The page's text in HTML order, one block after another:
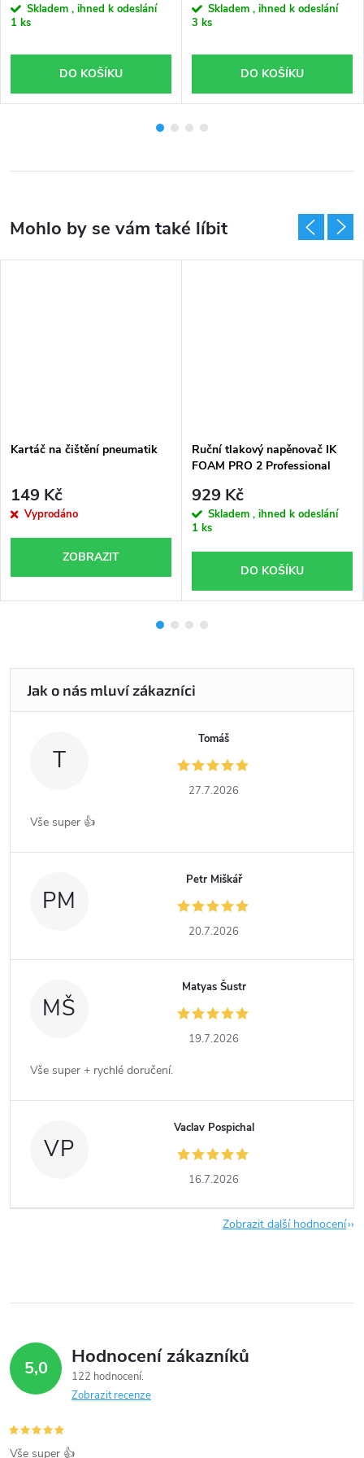
Skladem , ihned k odeslání
1 ks
DO KOŠÍKU
Skladem , ihned k odeslání
3 ks
DO KOŠÍKU
Kartáč na čištění pneumatik
149 Kč
Vyprodáno
ZOBRAZIT
Ruční tlakový napěnovač IK
FOAM PRO 2 Professional
929 Kč
Skladem , ihned k odeslání
1 ks
DO KOŠÍKU
T
Tomáš
27.7.2026
Vše super 👍
PM
Petr Miškář
20.7.2026
MŠ
Matyas Šustr
19.7.2026
Vše super + rychlé doručení.
VP
Vaclav Pospichal
16.7.2026
Zobrazit další hodnocení
5,0 Hodnocení zákazníků
122 hodnocení
Zobrazit recenze
Vše super 👍